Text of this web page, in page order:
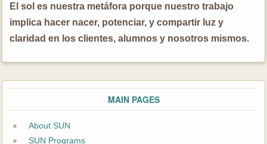
El sol es nuestra metáfora porque nuestro trabajo
implica hacer nacer, potenciar, y compartir luz y
claridad en los clientes, alumnos y nosotros mismos.
MAIN PAGES
About SUN
SUN Programs